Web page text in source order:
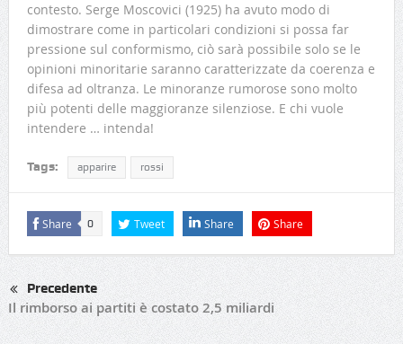
contesto. Serge Moscovici (1925) ha avuto modo di
dimostrare come in particolari condizioni si possa far
pressione sul conformismo, ciò sarà possibile solo se le
opinioni minoritarie saranno caratterizzate da coerenza e
difesa ad oltranza. Le minoranze rumorose sono molto
più potenti delle maggioranze silenziose. E chi vuole
intendere … intenda!
Tags: apparire rossi
Share 0 Tweet Share Share
Precedente
Il rimborso ai partiti è costato 2,5 miliardi